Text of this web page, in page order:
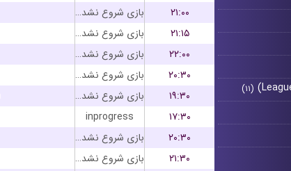
(۱۱)
بازی شروع نشده است
۲۱:۰۰
بازی شروع نشده است
۲۱:۱۵
بازی شروع نشده است
۲۲:۰۰
بازی شروع نشده است
۲۰:۳۰
بازی شروع نشده است
۱۹:۳۰
inprogress
۱۷:۳۰
بازی شروع نشده است
۲۰:۳۰
بازی شروع نشده است
۲۱:۳۰